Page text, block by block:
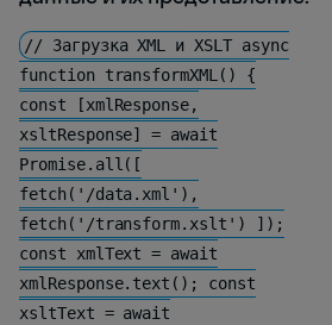
// Загрузка XML и XSLT async
function transformXML() {
const [xmlResponse,
xsltResponse] = await
Promise.all([
fetch('/data.xml'),
fetch('/transform.xslt') ]);
const xmlText = await
xmlResponse.text(); const
xsltText = await